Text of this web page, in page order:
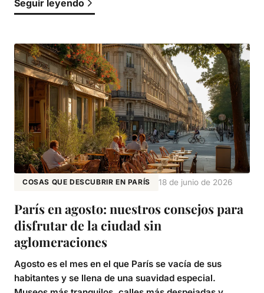
Seguir leyendo
COSAS QUE DESCUBRIR EN PARÍS 18 de junio de 2026
París en agosto: nuestros consejos para
disfrutar de la ciudad sin
aglomeraciones
Agosto es el mes en el que París se vacía de sus
habitantes y se llena de una suavidad especial.